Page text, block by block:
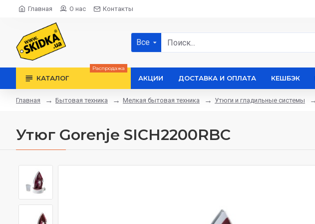
Главная О нас Контакты
Все
КАТАЛОГ
Распродажа
АКЦИИ ДОСТАВКА И ОПЛАТА КЕШБЭК
Главная Бытовая техника Мелкая бытовая техника Утюги и гладильные системы
Утюг Gorenje SICH2200RBC